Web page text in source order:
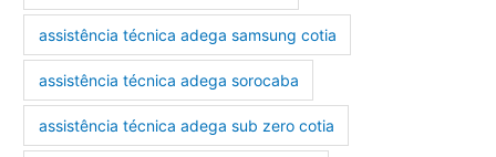
assistência técnica adega samsung cotia
assistência técnica adega sorocaba
assistência técnica adega sub zero cotia